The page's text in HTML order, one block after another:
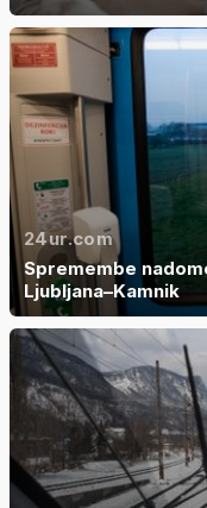
24ur.com
Spremembe
Ljubljana–Kamnik